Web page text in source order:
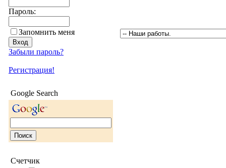
Пароль:
Запомнить меня
Забыли пароль?
Регистрация!
Google Search
Счетчик